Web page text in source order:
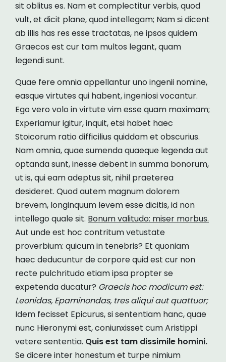
sit oblitus es. Nam et complectitur verbis, quod
vult, et dicit plane, quod intellegam; Nam si dicent
ab illis has res esse tractatas, ne ipsos quidem
Graecos est cur tam multos legant, quam
legendi sunt.
Quae fere omnia appellantur uno ingenii nomine,
easque virtutes qui habent, ingeniosi vocantur.
Ego vero volo in virtute vim esse quam maximam;
Experiamur igitur, inquit, etsi habet haec
Stoicorum ratio difficilius quiddam et obscurius.
Nam omnia, quae sumenda quaeque legenda aut
optanda sunt, inesse debent in summa bonorum,
ut is, qui eam adeptus sit, nihil praeterea
desideret. Quod autem magnum dolorem
brevem, longinquum levem esse dicitis, id non
intellego quale sit. Bonum valitudo: miser morbus.
Aut unde est hoc contritum vetustate
proverbium: quicum in tenebris? Et quoniam
haec deducuntur de corpore quid est cur non
recte pulchritudo etiam ipsa propter se
expetenda ducatur? Graecis hoc modicum est:
Leonidas, Epaminondas, tres aliqui aut quattuor;
Idem fecisset Epicurus, si sententiam hanc, quae
nunc Hieronymi est, coniunxisset cum Aristippi
vetere sententia. Quis est tam dissimile homini.
Se dicere inter honestum et turpe nimium